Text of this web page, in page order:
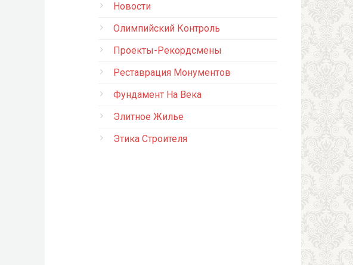
Новости
Олимпийский Контроль
Проекты-Рекордсмены
Реставрация Монументов
Фундамент На Века
Элитное Жилье
Этика Строителя